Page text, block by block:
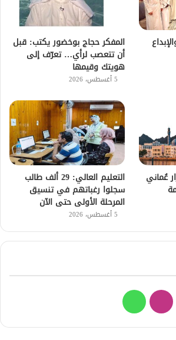
المفكر حجاج بوخضور يكتب: قبل
أن تتعصب لرأي… تعرّف إلى
هويتك وقيمها
5 أغسطس، 2026
عُماني التعليم العالي: 29 ألف طالب
سجلوا رغباتهم في تنسيق
المرحلة الأولى حتى الآن
5 أغسطس، 2026
انستقرامواتساب